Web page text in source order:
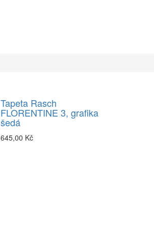
Tapeta Rasch
FLORENTINE 3, grafika
šedá
645,00 Kč